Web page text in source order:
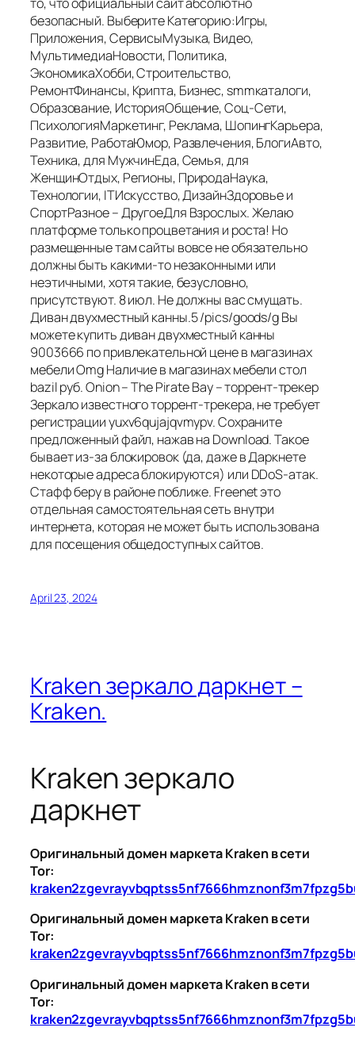
безопасный. Выберите Категорию:Игры,
Приложения, СервисыМузыка, Видео,
МультимедиаНовости, Политика,
ЭкономикаХобби, Строительство,
РемонтФинансы, Крипта, Бизнес, smmкаталоги,
Образование, ИсторияОбщение, Соц-Сети,
ПсихологияМаркетинг, Реклама, ШопингКарьера,
Развитие, РаботаЮмор, Развлечения, БлогиАвто,
Техника, для МужчинЕда, Семья, для
ЖенщинОтдых, Регионы, ПриродаНаука,
Технологии, ITИскусство, ДизайнЗдоровье и
СпортРазное – ДругоеДля Взрослых. Желаю
платформе только процветания и роста! Но
размещенные там сайты вовсе не обязательно
должны быть какими-то незаконными или
неэтичными, хотя такие, безусловно,
присутствуют. 8 июл. Не должны вас смущать.
Диван двухместный канны.5 /pics/goods/g Вы
можете купить диван двухместный канны
9003666 по привлекательной цене в магазинах
мебели Omg Наличие в магазинах мебели cтол
bazil руб. Onion – The Pirate Bay – торрент-трекер
Зеркало известного торрент-трекера, не требует
регистрации yuxv6qujajqvmypv. Сохраните
предложенный файл, нажав на Download. Такое
бывает из-за блокировок (да, даже в Даркнете
некоторые адреса блокируются) или DDoS-атак.
Стафф беру в районе поближе. Freenet это
отдельная самостоятельная сеть внутри
интернета, которая не может быть использована
для посещения общедоступных сайтов.
April 23, 2024
Kraken зеркало даркнет –
Kraken.
Kraken зеркало
даркнет
Оригинальный домен маркета Kraken в сети
Tor:
Оригинальный домен маркета Kraken в сети
Tor:
Оригинальный домен маркета Kraken в сети
Tor: